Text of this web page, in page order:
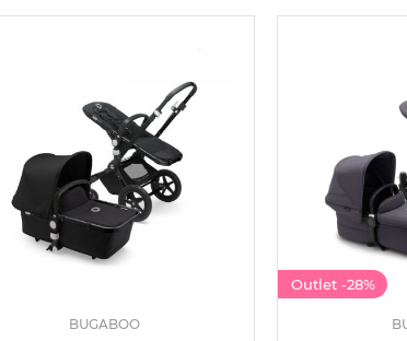
BUGABOO
Outlet -28%